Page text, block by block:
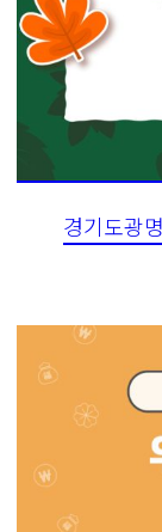
경기도광